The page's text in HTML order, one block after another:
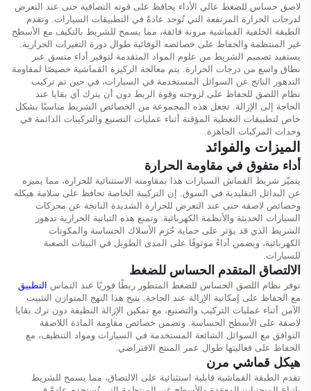
لاصق حساس للضغط عالي الأداء يحافظ على قوته التصاقية حتى عند التعرض
لدرجات الحرارة المرتفعة التي تُوجد عادةً في التطبيقات السيارات. وتقدم
الطبقة الخلفية القماشية مرونة فائقة، مما يسمح للشريط بالتكيف مع الأسطح
غير المنتظمة والحفاظ على خصائصه الوقائية طوال دورة التغيرات الحرارية.
يستفيد تصميم الشريط من علوم المواد المتقدمة لتوفير أداء متسق عبر
نطاق واسع من درجات الحرارة. يتم معالجة الركيزة القماشية خصيصًا لمقاومة
التدهور الناتج عن السوائل المستخدمة في السيارات، في حين تم تركيب
نظام اللصق للحفاظ على لزوجته وقوة الربط دون أن يترك أي بقايا عند
الحاجة إلى الإزالة. تجعل هذه المجموعة من الخصائص الشريط مناسبًا بشكل
خاص لتطبيقات التغطية المؤقتة أثناء عمليات التصنيع والتركيبات الدائمة في
وحدات المركبات الجاهزة.
الميزات والفوائد
أداء متفوق في مقاومة الحرارة
يتميّز شريط القماش السيارات هذا بمقاومته الاستثنائية للحرارة، مما يميزه
عن البدائل التقليدية في السوق. إن التركيبة الخاصة تحافظ على سلامة هيكله
وخصائص لاصقه حتى عند التعرض للحرارة الشديدة الناتجة عن محركات
السيارات الحديثة والأنظمة الكهربائية. وتمنع هذه الثباتية الحرارية تدهور
الشريط الذي قد يؤثر على حماية حُزم الأسلاك الحساسة والمكونات
الكهربائية، ويضمن أداءً موثوقًا على المدى الطويل في البيئات الصعبة
للسيارات.
الالتصاق المتقدم الحساس للضغط
توفر نظام اللصق الحساس للضغط المتطور ربطًا فوريًا عند التماس التطبيق
مع الحفاظ على إمكانية الإزالة عند الحاجة. يتيح هذا النهج المتوازن التثبيت
الآمن أثناء عمليات التركيب والتصنيع، مع تمكين الإزالة النظيفة دون ترك بقايا
لاصقة على الأسطح الحساسة. وتضمن خصائص مقاومة المادة اللاصقة
التوافق مع السوائل الشائعة المستخدمة في السيارات ومواد التنظيف، مع
الحفاظ على فعاليتها طوال عمر المنتج الافتراضي.
هيكل قماشي مرن
تقدم الطبقة القماشية قابلية استثنائية على الالتصاق، مما يسمح للشريط